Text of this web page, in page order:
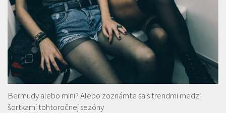
Bermudy alebo mini? Alebo zoznámte sa s trendmi medzi
šortkami tohtoročnej sezóny